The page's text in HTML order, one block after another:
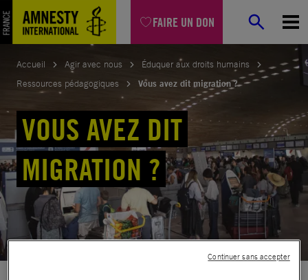
FAIRE UN DON
Aller
au
contenu
Accueil Agir avec nous
Éduquer aux droits humains
Ressources pédagogiques
Vous avez dit migration ?
VOUS AVEZ DIT
MIGRATION ?
Continuer sans accepter